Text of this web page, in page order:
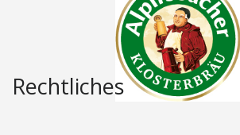
Rechtliches